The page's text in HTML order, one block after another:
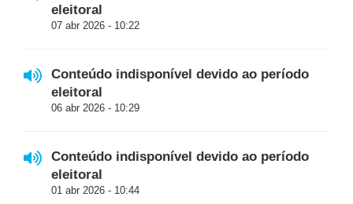
eleitoral
07 abr 2026 - 10:22
Conteúdo indisponível devido ao período
eleitoral
06 abr 2026 - 10:29
Conteúdo indisponível devido ao período
eleitoral
01 abr 2026 - 10:44